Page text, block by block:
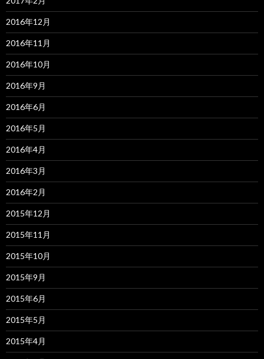
2016年12月
2016年11月
2016年10月
2016年9月
2016年6月
2016年5月
2016年4月
2016年3月
2016年2月
2015年12月
2015年11月
2015年10月
2015年9月
2015年6月
2015年5月
2015年4月